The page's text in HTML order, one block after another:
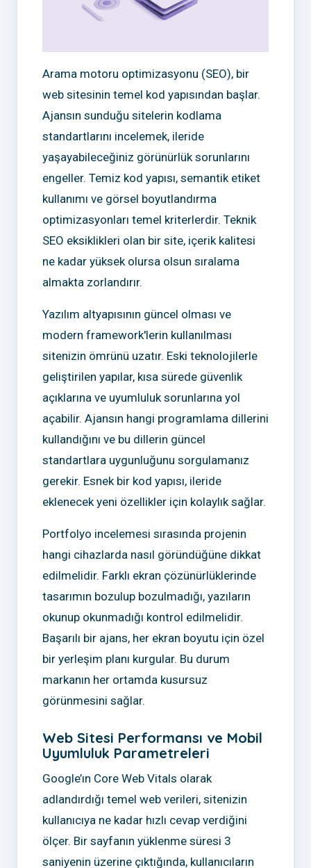
Arama motoru optimizasyonu (SEO), bir
web sitesinin temel kod yapısından başlar.
Ajansın sunduğu sitelerin kodlama
standartlarını incelemek, ileride
yaşayabileceğiniz görünürlük sorunlarını
engeller. Temiz kod yapısı, semantik etiket
kullanımı ve görsel boyutlandırma
optimizasyonları temel kriterlerdir. Teknik
SEO eksiklikleri olan bir site, içerik kalitesi
ne kadar yüksek olursa olsun sıralama
almakta zorlandırır.
Yazılım altyapısının güncel olması ve
modern framework'lerin kullanılması
sitenizin ömrünü uzatır. Eski teknolojilerle
geliştirilen yapılar, kısa sürede güvenlik
açıklarına ve uyumluluk sorunlarına yol
açabilir. Ajansın hangi programlama dillerini
kullandığını ve bu dillerin güncel
standartlara uygunluğunu sorgulamanız
gerekir. Esnek bir kod yapısı, ileride
eklenecek yeni özellikler için kolaylık sağlar.
Portfolyo incelemesi sırasında projenin
hangi cihazlarda nasıl göründüğüne dikkat
edilmelidir. Farklı ekran çözünürlüklerinde
tasarımın bozulup bozulmadığı, yazıların
okunup okunmadığı kontrol edilmelidir.
Başarılı bir ajans, her ekran boyutu için özel
bir yerleşim planı kurgular. Bu durum
markanın her ortamda kusursuz
görünmesini sağlar.
Web Sitesi Performansı ve Mobil
Uyumluluk Parametreleri
Google’ın Core Web Vitals olarak
adlandırdığı temel web verileri, sitenizin
kullanıcıya ne kadar hızlı cevap verdiğini
ölçer. Bir sayfanın yüklenme süresi 3
saniyenin üzerine çıktığında, kullanıcıların